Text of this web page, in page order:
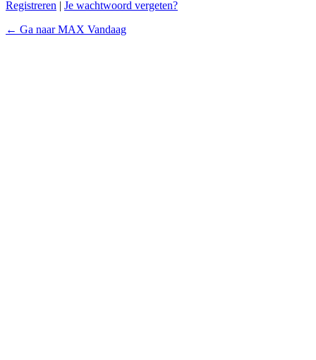
Registreren | Je wachtwoord vergeten?
← Ga naar MAX Vandaag